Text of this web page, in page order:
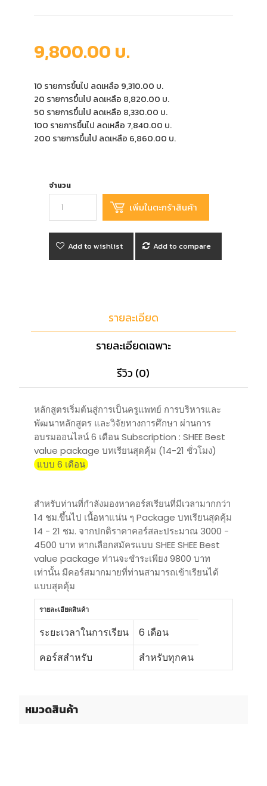
หมวดสินค้า
9,800.00 บ.
10 รายการขึ้นไป ลดเหลือ 9,310.00 บ.
20 รายการขึ้นไป ลดเหลือ 8,820.00 บ.
50 รายการขึ้นไป ลดเหลือ 8,330.00 บ.
100 รายการขึ้นไป ลดเหลือ 7,840.00 บ.
200 รายการขึ้นไป ลดเหลือ 6,860.00 บ.
จำนวน
Add to wishlist Add to compare
รายละเอียด
รายละเอียดเฉพาะ
รีวิว (0)
หลักสูตรเริ่มต้นสู่การเป็นครูแพทย์ การบริหารและ
พัฒนาหลักสูตร และวิจัยทางการศึกษา ผ่านการ
อบรมออนไลน์ 6 เดือน Subscription : SHEE Best
value package บทเรียนสุดคุ้ม (14-21 ชั่วโมง)
แบบ 6 เดือน
สำหรับท่านที่กำลังมองหาคอร์สเรียนที่มีเวลามากกว่า
14 ชม.ขึ้นไป เนื้อหาแน่น ๆ Package บทเรียนสุดคุ้ม
14 - 21 ชม. จากปกติราคาคอร์สละประมาณ 3000 -
4500 บาท หากเลือกสมัครแบบ SHEE SHEE Best
value package ท่านจะชำระเพียง 9800 บาท
เท่านั้น มีคอร์สมากมายที่ท่านสามารถเข้าเรียนได้
แบบสุดคุ้ม
รายละเอียดสินค้า
ระยะเวลาในการเรียน
6 เดือน
คอร์สสำหรับ
สำหรับทุกคน